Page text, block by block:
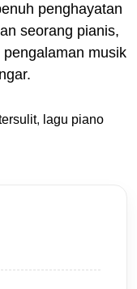
penghayatan
seorang pianis,
musik
, lagu piano